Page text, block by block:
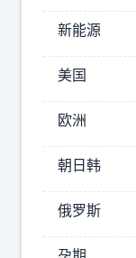
通
网
络
2026-
08-
06
13:53
有
匪
君
新能源
美国
欧洲
朝日韩
俄罗斯